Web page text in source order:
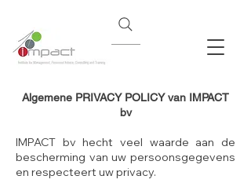
Algemene PRIVACY POLICY van IMPACT
bv
IMPACT bv hecht veel waarde aan de
bescherming van uw persoonsgegevens
en respecteert uw privacy.